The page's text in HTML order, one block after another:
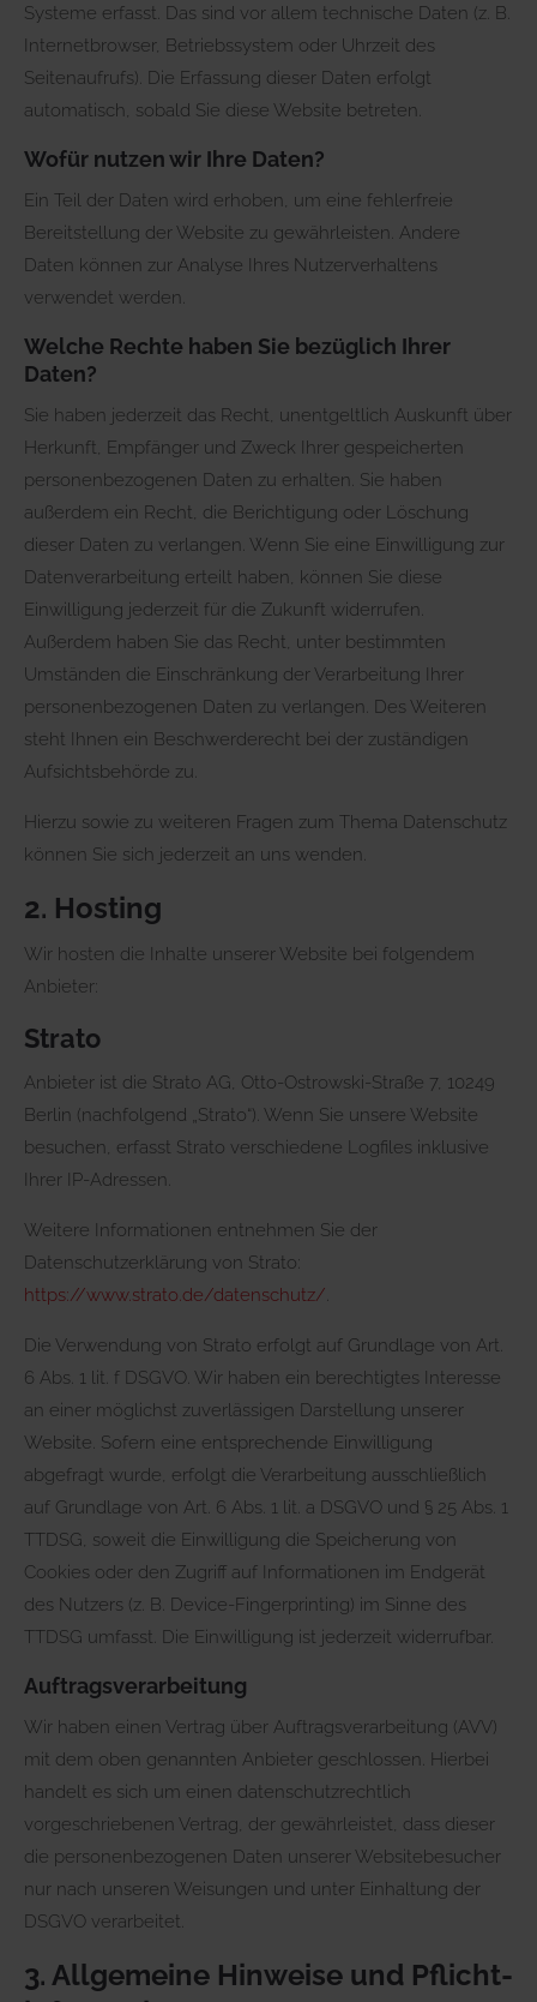
Systeme erfasst. Das sind vor allem technische Daten (z. B.
Internetbrowser, Betriebssystem oder Uhrzeit des
Seitenaufrufs). Die Erfassung dieser Daten erfolgt
automatisch, sobald Sie diese Website betreten.
Wofür nutzen wir Ihre Daten?
Ein Teil der Daten wird erhoben, um eine fehlerfreie
Bereitstellung der Website zu gewährleisten. Andere
Daten können zur Analyse Ihres Nutzerverhaltens
verwendet werden.
Welche Rechte haben Sie bezüglich Ihrer
Daten?
Sie haben jederzeit das Recht, unentgeltlich Auskunft über
Herkunft, Empfänger und Zweck Ihrer gespeicherten
personenbezogenen Daten zu erhalten. Sie haben
außerdem ein Recht, die Berichtigung oder Löschung
dieser Daten zu verlangen. Wenn Sie eine Einwilligung zur
Datenverarbeitung erteilt haben, können Sie diese
Einwilligung jederzeit für die Zukunft widerrufen.
Außerdem haben Sie das Recht, unter bestimmten
Umständen die Einschränkung der Verarbeitung Ihrer
personenbezogenen Daten zu verlangen. Des Weiteren
steht Ihnen ein Beschwerderecht bei der zuständigen
Aufsichtsbehörde zu.
Hierzu sowie zu weiteren Fragen zum Thema Datenschutz
können Sie sich jederzeit an uns wenden.
2. Hosting
Wir hosten die Inhalte unserer Website bei folgendem
Anbieter:
Strato
Anbieter ist die Strato AG, Otto-Ostrowski-Straße 7, 10249
Berlin (nachfolgend „Strato“). Wenn Sie unsere Website
besuchen, erfasst Strato verschiedene Logfiles inklusive
Ihrer IP-Adressen.
Weitere Informationen entnehmen Sie der
Datenschutzerklärung von Strato:
https://www.strato.de/datenschutz/.
Die Verwendung von Strato erfolgt auf Grundlage von Art.
6 Abs. 1 lit. f DSGVO. Wir haben ein berechtigtes Interesse
an einer möglichst zuverlässigen Darstellung unserer
Website. Sofern eine entsprechende Einwilligung
abgefragt wurde, erfolgt die Verarbeitung ausschließlich
auf Grundlage von Art. 6 Abs. 1 lit. a DSGVO und § 25 Abs. 1
TTDSG, soweit die Einwilligung die Speicherung von
Cookies oder den Zugriff auf Informationen im Endgerät
des Nutzers (z. B. Device-Fingerprinting) im Sinne des
TTDSG umfasst. Die Einwilligung ist jederzeit widerrufbar.
Auftragsverarbeitung
Wir haben einen Vertrag über Auftragsverarbeitung (AVV)
mit dem oben genannten Anbieter geschlossen. Hierbei
handelt es sich um einen datenschutzrechtlich
vorgeschriebenen Vertrag, der gewährleistet, dass dieser
die personenbezogenen Daten unserer Websitebesucher
nur nach unseren Weisungen und unter Einhaltung der
DSGVO verarbeitet.
3. Allgemeine Hinweise und Pflicht­